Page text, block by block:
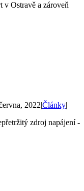
v Ostravě a zároveň
2022|Články|
zdroj napájení -